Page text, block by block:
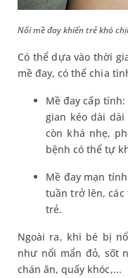
Nổi mề đay khiến trẻ khó
Có thể dựa vào thời
mề đay, có thể chia
Mề đay cấp
gian kéo dài
còn khá nhẹ,
bệnh có thể tự
Mề đay mạn
tuần trở lên,
trẻ.
Ngoài ra, khi bé bị
như nổi mẩn đỏ, sốt
chán ăn, quấy khóc,...